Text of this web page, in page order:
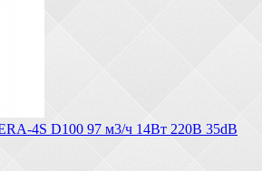
4S D100 97 м3/ч 14Вт 220В 35dB